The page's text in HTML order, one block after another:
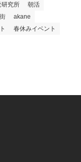
研究所
朝活
akane
春休みイベント